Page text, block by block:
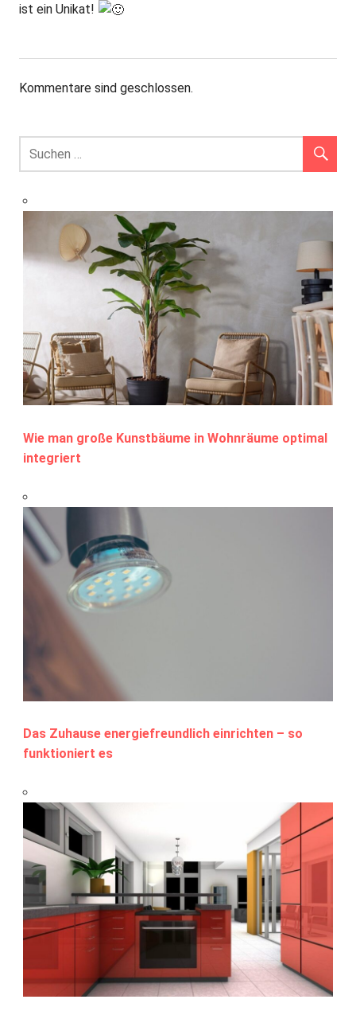
ist ein Unikat!
Kommentare sind geschlossen.
Wie man große Kunstbäume in Wohnräume optimal
integriert
Das Zuhause energiefreundlich einrichten – so
funktioniert es